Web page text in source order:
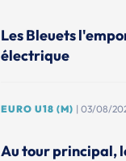
Les Bleuets
électrique
EURO U18 (M) | 03/08/
Au tour principal,